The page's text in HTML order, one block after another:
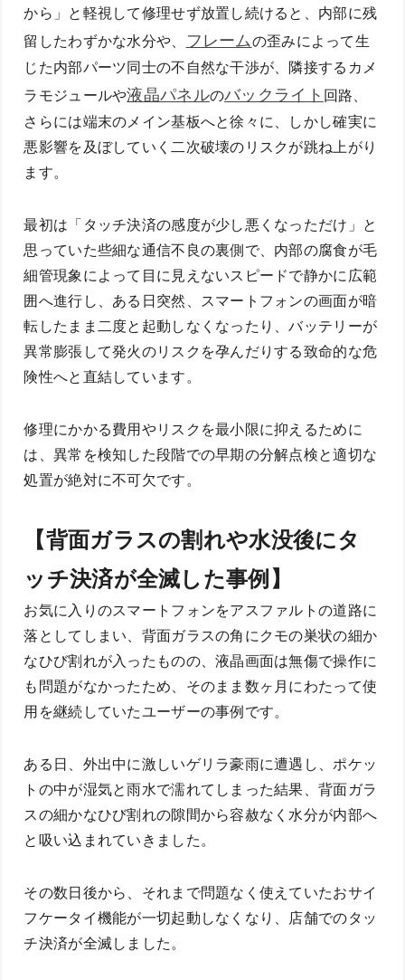
から」と軽視して修理せず放置し続けると、内部に残
留したわずかな水分や、
フレームの歪みによって生
じた内部パーツ同士の不自然な干渉が、隣接するカメ
ラモジュールや液晶パネルのバックライト 回路、
さらには端末のメイン基板へと徐々に、しかし確実に
悪影響を及ぼしていく二次破壊のリスクが跳ね上がり
ます。
最初は「タッチ決済の感度が少し悪くなっただけ」と
思っていた些細な通信不良の裏側で、内部の腐食が毛
細管現象によって目に見えないスピードで静かに広範
囲へ進行し、ある日突然、スマートフォンの画面が暗
転したまま二度と起動しなくなったり、バッテリーが
異常膨張して発火のリスクを孕んだりする致命的な危
険性へと直結しています。
修理にかかる費用やリスクを最小限に抑えるために
は、異常を検知した段階での早期の分解点検と適切な
処置が絶対に不可欠です。
【背面ガラスの割れや水没後にタ
ッチ決済が全滅した事例】
お気に入りのスマートフォンをアスファルトの道路に
落としてしまい、背面ガラスの角にクモの巣状の細か
なひび割れが入ったものの、液晶画面は無傷で操作に
も問題がなかったため、そのまま数ヶ月にわたって使
用を継続していたユーザーの事例です。
ある日、外出中に激しいゲリラ豪雨に遭遇し、ポケッ
トの中が湿気と雨水で濡れてしまった結果、背面ガラ
スの細かなひび割れの隙間から容赦なく水分が内部へ
と吸い込まれていきました。
その数日後から、それまで問題なく使えていたおサイ
フケータイ機能が一切起動しなくなり、店舗でのタッ
チ決済が全滅しました。